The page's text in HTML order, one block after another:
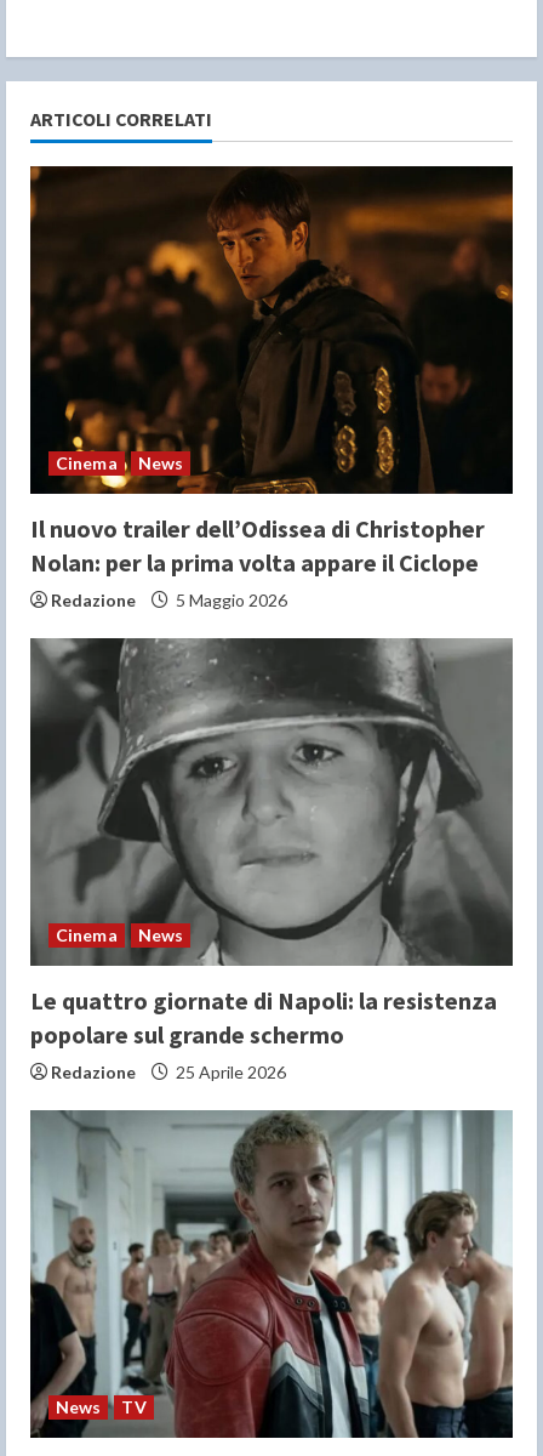
u
e
R
d
i
n
g
ARTICOLI CORRELATI
Cinema News
Il nuovo trailer dell’Odissea di Christopher
Nolan: per la prima volta appare il Ciclope
Redazione 5 Maggio 2026
Cinema News
Le quattro giornate di Napoli: la resistenza
popolare sul grande schermo
Redazione 25 Aprile 2026
News TV